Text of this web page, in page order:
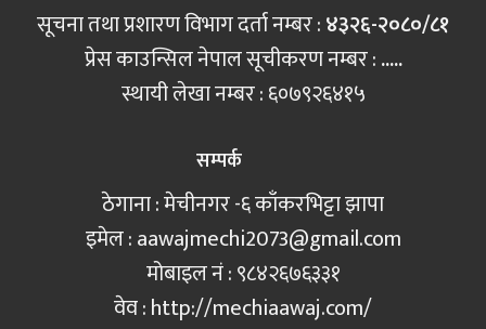
सूचना तथा प्रशारण विभाग दर्ता नम्बर :४३२६-२०८०/८१
प्रेस काउन्सिल नेपाल सूचीकरण नम्बर :.....
स्थायी लेखा नम्बर : ६०७९२६४१५
सम्पर्क
ठेगाना : मेचीनगर -६ काँकरभिट्टा झापा
इमेल :aawajmechi2073@gmail.com
मोबाइल नं‍ : ९८४२६७६३३१
वेव : http://mechiaawaj.com/